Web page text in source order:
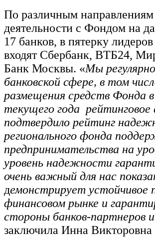
По различным
деятельности с Фондом на
17 банков, в пятерку
входят Сбербанк, ВТБ24,
Банк Москвы. «Мы
банковской сфере, в том
размещения средств Фонда
текущего года
подтвердило рейтинг
регионального фонда
предпринимательства на
уровень надежности
очень важный для нас
демонстрирует устойчивое
финансовом рынке и
стороны банков-партнеров
заключила Инна